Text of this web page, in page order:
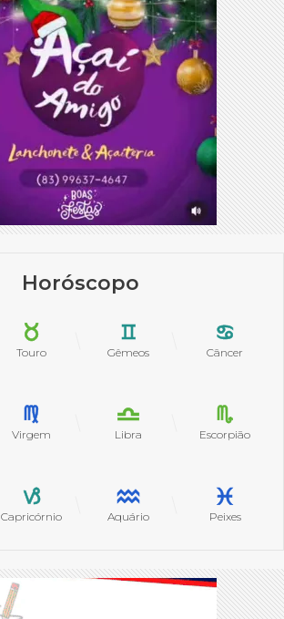
Horóscopo
Touro Gêmeos Câncer
Virgem Libra Escorpião
Capricórnio Aquário Peixes